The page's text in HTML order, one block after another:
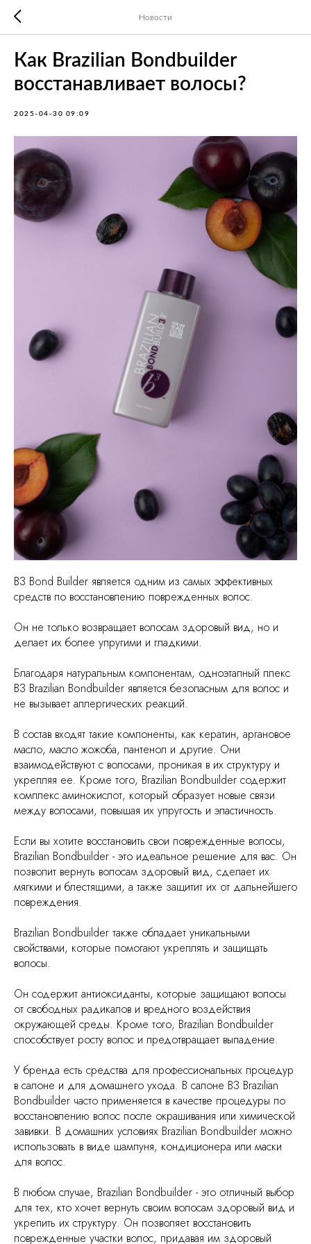
Новости
Как Brazilian Bondbuilder
восстанавливает волосы?
2025-04-30 09:09
B3 Bond Builder является одним из самых эффективных
средств по восстановлению поврежденных волос.
Он не только возвращает волосам здоровый вид, но и
делает их более упругими и гладкими.
Благодаря натуральным компонентам, одноэтапный плекс
B3 Brazilian Bondbuilder является безопасным для волос и
не вызывает аллергических реакций.
В состав входят такие компоненты, как кератин, аргановое
масло, масло жожоба, пантенол и другие. Они
взаимодействуют с волосами, проникая в их структуру и
укрепляя ее. Кроме того, Brazilian Bondbuilder содержит
комплекс аминокислот, который образует новые связи
между волосами, повышая их упругость и эластичность.
Если вы хотите восстановить свои поврежденные волосы,
Brazilian Bondbuilder - это идеальное решение для вас. Он
позволит вернуть волосам здоровый вид, сделает их
мягкими и блестящими, а также защитит их от дальнейшего
повреждения.
Brazilian Bondbuilder также обладает уникальными
свойствами, которые помогают укреплять и защищать
волосы.
Он содержит антиоксиданты, которые защищают волосы
от свободных радикалов и вредного воздействия
окружающей среды. Кроме того, Brazilian Bondbuilder
способствует росту волос и предотвращает выпадение.
У бренда есть средства для профессиональных процедур
в салоне и для домашнего ухода. В салоне B3 Brazilian
Bondbuilder часто применяется в качестве процедуры по
восстановлению волос после окрашивания или химической
завивки. В домашних условиях Brazilian Bondbuilder можно
использовать в виде шампуня, кондиционера или маски
для волос.
В любом случае, Brazilian Bondbuilder - это отличный выбор
для тех, кто хочет вернуть своим волосам здоровый вид и
укрепить их структуру. Он позволяет восстановить
поврежденные участки волос, придавая им здоровый